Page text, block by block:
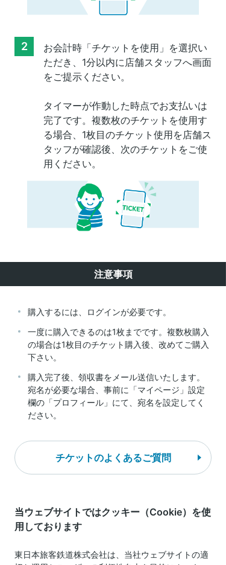
2
お会計時「チケットを使用」を選択い
ただき、1分以内に店舗スタッフへ画面
をご提示ください。
タイマーが作動した時点でお支払いは
完了です。複数枚のチケットを使用す
る場合、1枚目のチケット使用を店舗ス
タッフが確認後、次のチケットをご使
用ください。
注意事項
購入するには、ログインが必要です。
一度に購入できるのは1枚までです。複数枚購入
の場合は1枚目のチケット購入後、改めてご購入
下さい。
購入完了後、領収書をメール送信いたします。
宛名が必要な場合、事前に「マイページ」設定
欄の「プロフィール」にて、宛名を設定してく
ださい。
チケットのよくあるご質問